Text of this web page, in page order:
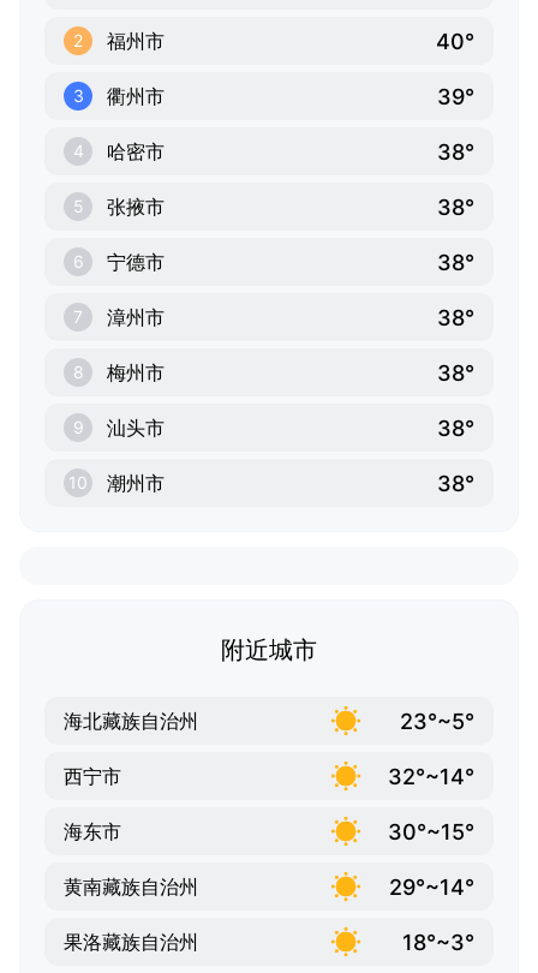
2 福州市 40°
3 衢州市 39°
4 哈密市 38°
5 张掖市 38°
6 宁德市 38°
7 漳州市 38°
8 梅州市 38°
9 汕头市 38°
10 潮州市 38°
附近城市
海北藏族自治州 23°~5°
西宁市 32°~14°
海东市 30°~15°
黄南藏族自治州 29°~14°
果洛藏族自治州 18°~3°